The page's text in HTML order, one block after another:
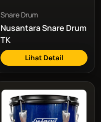
Snare Drum
Nusantara Snare Drum
TK
Lihat Detail